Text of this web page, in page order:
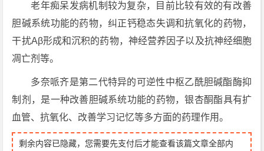
老年痴呆发病机制较为复杂，目前比较有效的有改善
胆碱系统功能的药物，纠正钙稳态失调和抗氧化的药物，
干扰Aβ形成和沉积的药物，神经营养因子以及抗神经细胞
凋亡剂等。
多奈哌齐是第二代特异的可逆性中枢乙酰胆碱酯酶抑
制剂，是一种改善胆碱系统功能的药物，银杏酮酯具有扩
血管、抗氧化、改善学习记忆等多方面的药理作用。
剩余内容已隐藏，您需要先支付后才能查看该篇文章全部内